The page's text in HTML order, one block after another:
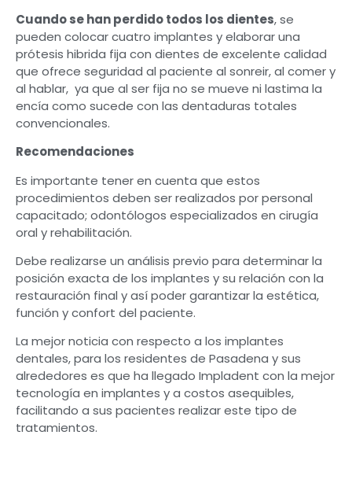
Cuando se han perdido todos los dientes, se
pueden colocar cuatro implantes y elaborar una
prótesis hibrida fija con dientes de excelente calidad
que ofrece seguridad al paciente al sonreir, al comer y
al hablar, ya que al ser fija no se mueve ni lastima la
encía como sucede con las dentaduras totales
convencionales.
Recomendaciones
Es importante tener en cuenta que estos
procedimientos deben ser realizados por personal
capacitado; odontólogos especializados en cirugía
oral y rehabilitación.
Debe realizarse un análisis previo para determinar la
posición exacta de los implantes y su relación con la
restauración final y así poder garantizar la estética,
función y confort del paciente.
La mejor noticia con respecto a los implantes
dentales, para los residentes de Pasadena y sus
alrededores es que ha llegado Impladent con la mejor
tecnología en implantes y a costos asequibles,
facilitando a sus pacientes realizar este tipo de
tratamientos.